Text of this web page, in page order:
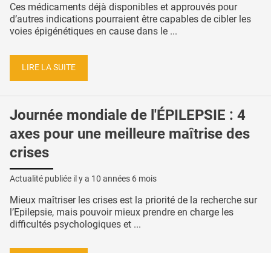
Ces médicaments déjà disponibles et approuvés pour
d’autres indications pourraient être capables de cibler les
voies épigénétiques en cause dans le ...
LIRE LA SUITE
Journée mondiale de l'ÉPILEPSIE : 4
axes pour une meilleure maîtrise des
crises
Actualité publiée il y a 10 années 6 mois
Mieux maîtriser les crises est la priorité de la recherche sur
l’Epilepsie, mais pouvoir mieux prendre en charge les
difficultés psychologiques et ...